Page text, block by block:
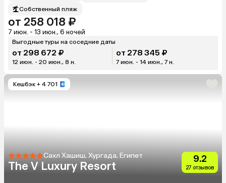
Собственный пляж
от 258 018 ₽
7 июн. - 13 июн., 6 ночей
Выгодные туры на соседние даты
от 298 672 ₽
12 июн. - 20 июн., 8 н.
от 278 345 ₽
7 июн. - 14 июн., 7 н.
Кешбэк + 4 701
Сахл Хашиш, Хургада, Египет
The V Luxury Resort
9.2
27 отзывов